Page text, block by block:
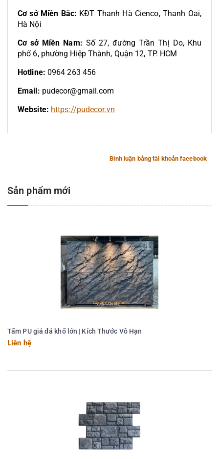
Cơ sở Miền Bắc: KĐT Thanh Hà Cienco, Thanh Oai,
Hà Nội
Cơ sở Miền Nam: Số 27, đường Trần Thị Do, Khu
phố 6, phường Hiệp Thành, Quận 12, TP. HCM
Hotline: 0964 263 456
Email: pudecor@gmail.com
Website: https://pudecor.vn
Bình luận bằng tài khoản facebook
Sản phẩm mới
Tấm PU giả đá khổ lớn | Kích Thước Vô Hạn
Liên hệ